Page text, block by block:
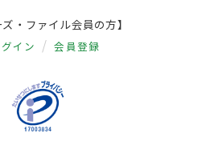
ズ・ファイル会員の方】
イン 会員登録